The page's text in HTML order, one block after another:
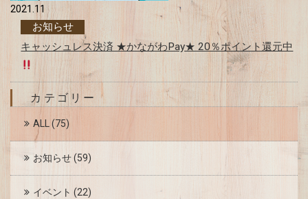
2021.11
お知らせ
キャッシュレス決済 ★かながわPay★ 20％ポイント還元中
カテゴリー
ALL(75)
お知らせ(59)
イベント (22)